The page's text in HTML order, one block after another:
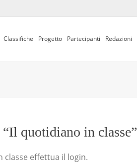
Classifiche Progetto Partecipanti Redazioni
quotidiano in classe”
classe effettua il login.